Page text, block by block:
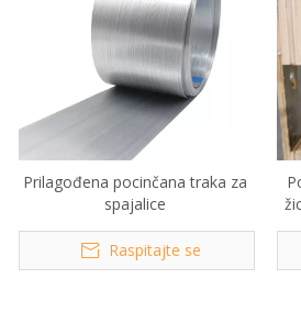
Prilagođena pocinčana traka za
spajalice
Raspitajte se